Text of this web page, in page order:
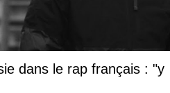
dans le rap français : "y